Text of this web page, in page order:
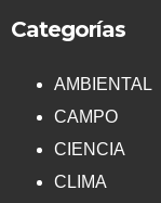
Categorías
AMBIENTAL
CAMPO
CIENCIA
CLIMA